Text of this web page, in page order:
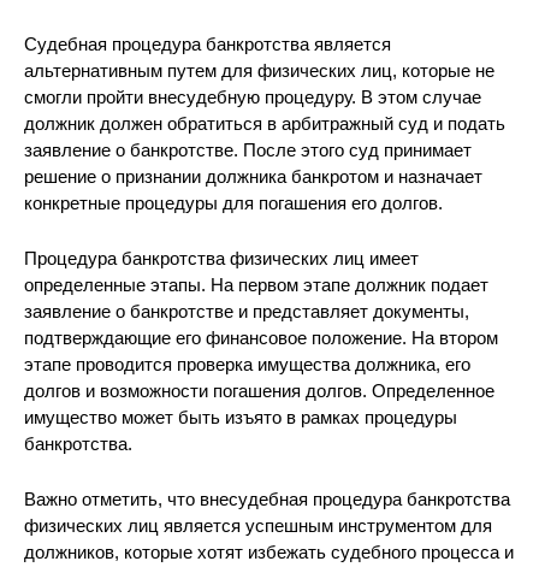
Судебная процедура банкротства является
альтернативным путем для физических лиц, которые не
смогли пройти внесудебную процедуру. В этом случае
должник должен обратиться в арбитражный суд и подать
заявление о банкротстве. После этого суд принимает
решение о признании должника банкротом и назначает
конкретные процедуры для погашения его долгов.
Процедура банкротства физических лиц имеет
определенные этапы. На первом этапе должник подает
заявление о банкротстве и представляет документы,
подтверждающие его финансовое положение. На втором
этапе проводится проверка имущества должника, его
долгов и возможности погашения долгов. Определенное
имущество может быть изъято в рамках процедуры
банкротства.
Важно отметить, что внесудебная процедура банкротства
физических лиц является успешным инструментом для
должников, которые хотят избежать судебного процесса и